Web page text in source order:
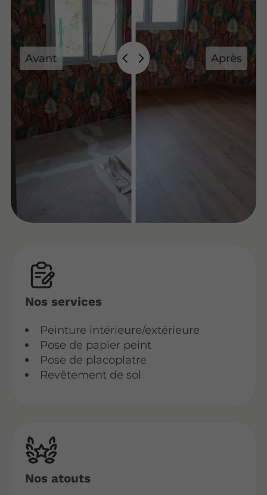
Avant Après
Nos services
Peinture intérieure/extérieure
Pose de papier peint
Pose de placoplatre
Revêtement de sol
Nos atouts